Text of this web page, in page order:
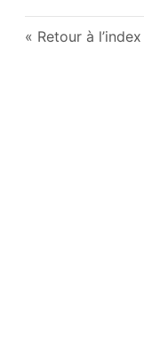
Retour à l’index